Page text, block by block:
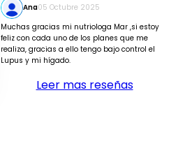
Ana05 Octubre 2025
Muchas gracias mi nutriologa Mar ,si estoy
feliz con cada uno de los planes que me
realiza, gracias a ello tengo bajo control el
Lupus y mi hígado.
Leer mas reseñas